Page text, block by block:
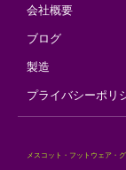
会社概要
ブログ
製造
プライバシーポリ
メスコット・フットウェア